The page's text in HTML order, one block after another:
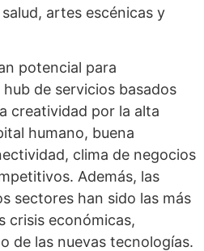
artes escénicas y
potencial para
de servicios basados
creatividad por la alta
humano, buena
clima de negocios
Además, las
sectores han sido las más
crisis económicas,
de las nuevas tecnologías.